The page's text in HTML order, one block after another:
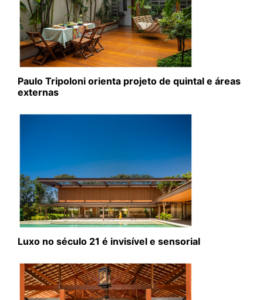
Paulo Tripoloni orienta projeto de quintal e áreas
externas
Luxo no século 21 é invisível e sensorial